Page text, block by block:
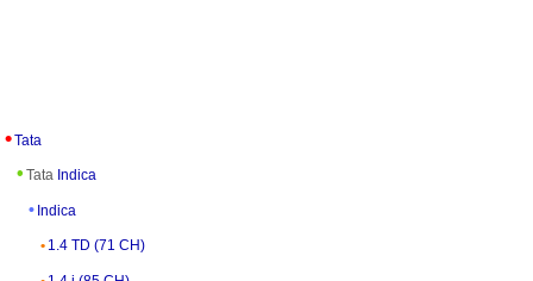
Tata
Tata Indica
Indica
1.4 TD (71 CH)